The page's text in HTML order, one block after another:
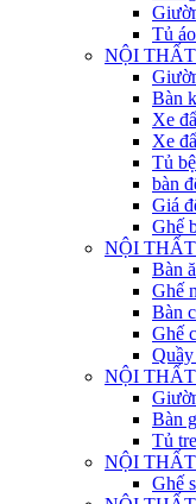
Tủ
NỘI
Bàn
Xe
Xe
Tủ
bàn
Giá
Ghế
NỘI
Bàn
Ghế
Bàn
Ghế
NỘI
Bàn
Tủ
NỘI
Ghế